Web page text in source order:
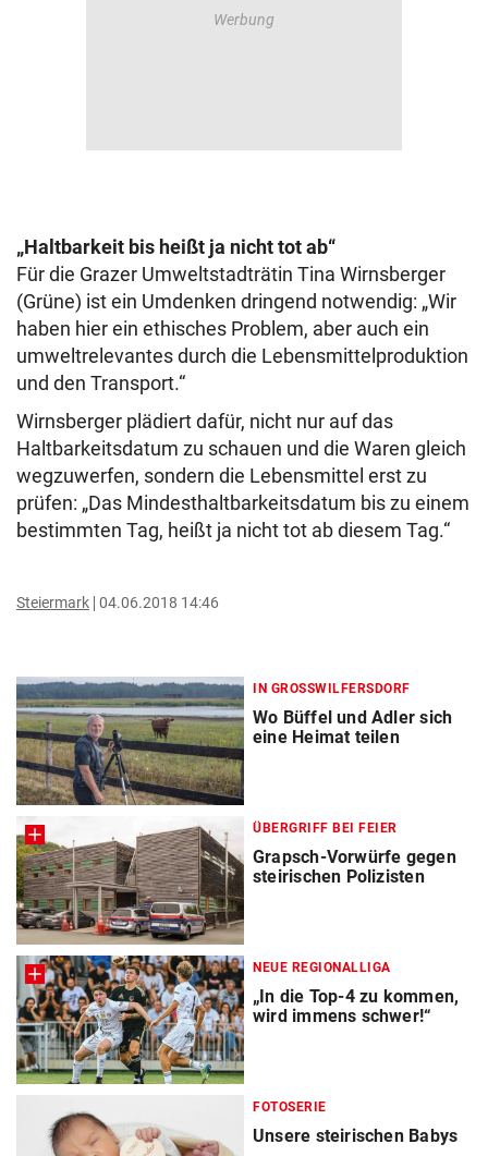
„Haltbarkeit bis heißt ja nicht tot ab“
Für die Grazer Umweltstadträtin Tina Wirnsberger
(Grüne) ist ein Umdenken dringend notwendig: „Wir
haben hier ein ethisches Problem, aber auch ein
umweltrelevantes durch die Lebensmittelproduktion
und den Transport.“
Wirnsberger plädiert dafür, nicht nur auf das
Haltbarkeitsdatum zu schauen und die Waren gleich
wegzuwerfen, sondern die Lebensmittel erst zu
prüfen: „Das Mindesthaltbarkeitsdatum bis zu einem
bestimmten Tag, heißt ja nicht tot ab diesem Tag.“
Steiermark 04.06.2018 14:46
IN GROSSWILFERSDORF
Wo Büffel und Adler sich
eine Heimat teilen
ÜBERGRIFF BEI FEIER
Grapsch-Vorwürfe gegen
steirischen Polizisten
NEUE REGIONALLIGA
„In die Top-4 zu kommen,
wird immens schwer!“
FOTOSERIE
Unsere steirischen Babys